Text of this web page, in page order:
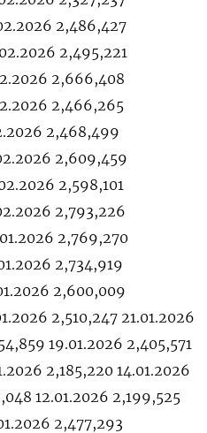
2,486,427
2,495,221
2,666,408
2,466,265
2,468,499
2,609,459
2,598,101
2,793,226
2,769,270
2,734,919
2,600,009
2,510,247 21.01.2026
19.01.2026 2,405,571
2,185,220 14.01.2026
12.01.2026 2,199,525
2,477,293